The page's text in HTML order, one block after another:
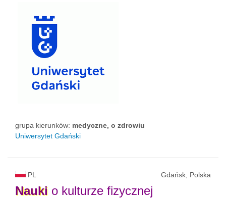
grupa kierunków: medyczne, o zdrowiu
Uniwersytet Gdański
PL Gdańsk, Polska
Nauki o kulturze fizycznej